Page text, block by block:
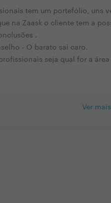
tem um portefólio, uns
na Zaask o cliente tem a
.
- O barato sai caro.
seja qual for a
Ver mais